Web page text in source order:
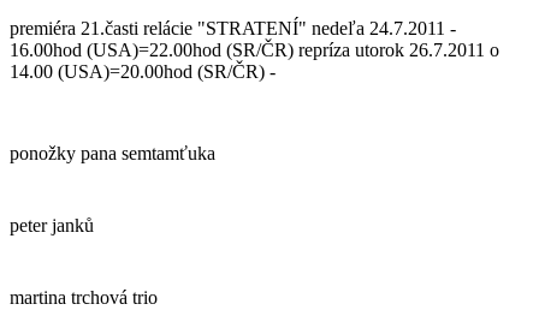
premiéra 21.časti relácie "STRATENÍ" nedeľa 24.7.2011 -
16.00hod (USA)=22.00hod (SR/ČR) repríza utorok 26.7.2011 o
14.00 (USA)=20.00hod (SR/ČR) -
ponožky pana semtamťuka
peter janků
martina trchová trio